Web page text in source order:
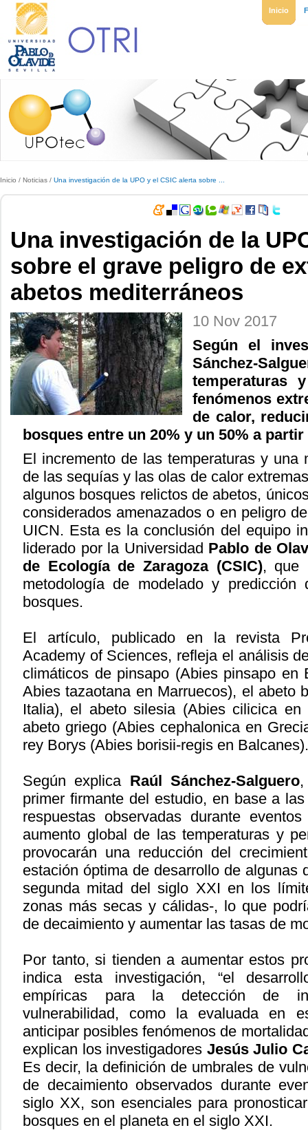
Inicio
Inicio / Noticias / Una investigación de la UPO y el CSIC alerta sobre ...
Una investigación de la
sobre el grave peligro de
abetos mediterráneos
10 Nov 2017
Según el
Sánchez-
temperaturas
fenómenos
de calor,
bosques entre un 20% y un 50% a partir
El incremento de las temperaturas y una
de las sequías y las olas de calor
algunos bosques relictos de abetos,
considerados amenazados o en peligro
UICN. Esta es la conclusión del equipo
liderado por la Universidad Pablo de
de Ecología de Zaragoza (CSIC), que
metodología de modelado y
bosques.
El artículo, publicado en la revista
Academy of Sciences, refleja el análisis
climáticos de pinsapo (Abies pinsapo en
Abies tazaotana en Marruecos), el abeto
Italia), el abeto silesia (Abies cilicica
abeto griego (Abies cephalonica en
rey Borys (Abies borisii-regis en Balcanes).
Según explica Raúl Sánchez-Salguero,
primer firmante del estudio, en base a
respuestas observadas durante
aumento global de las temperaturas y
provocarán una reducción del
estación óptima de desarrollo de algunas
segunda mitad del siglo XXI en los
zonas más secas y cálidas-, lo que
de decaimiento y aumentar las tasas de
Por tanto, si tienden a aumentar estos
indica esta investigación, “el
empíricas para la detección de
vulnerabilidad, como la evaluada en
anticipar posibles fenómenos de
explican los investigadores Jesús Julio
Es decir, la definición de umbrales de
de decaimiento observados durante
siglo XX, son esenciales para
bosques en el planeta en el siglo XXI.